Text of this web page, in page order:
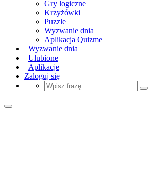
Gry logiczne
Krzyżówki
Puzzle
Wyzwanie dnia
Aplikacja Quizme
Wyzwanie dnia
Ulubione
Aplikacje
Zaloguj się